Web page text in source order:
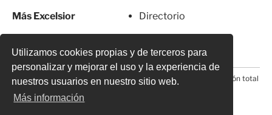
Utilizamos cookies propias y de terceros para
personalizar y mejorar el uso y la experiencia de
nuestros usuarios en nuestro sitio web.
Más información
Más Excelsior
Directorio
© 2026 Todos los derechos reservados. Prohibida la reproducción total
o parcial, incluyendo cualquier medio electrónico*